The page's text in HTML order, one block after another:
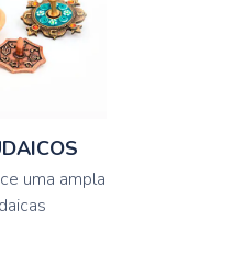
uma ampla